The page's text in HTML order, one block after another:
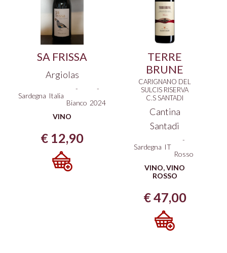
SA FRISSA
Argiolas
Sardegna Italia
-
Bianco
-
2024
VINO
€ 12,90
TERRE
BRUNE
CARIGNANO DEL
SULCIS RISERVA
C.S SANTADI
Cantina
Santadi
Sardegna IT
-
Rosso
VINO,VINO
ROSSO
€47,00